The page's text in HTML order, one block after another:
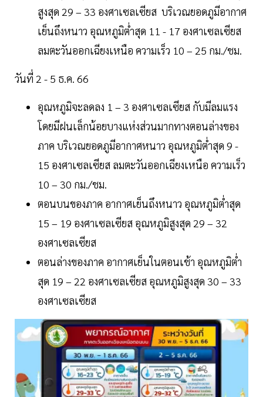
สูงสุด 29 – 33 องศาเซลเซียส บริเวณยอดภูมีอากาศ
เย็นถึงหนาว อุณหภูมิต่ำสุด 11 - 17 องศาเซลเซียส
ลมตะวันออกเฉียงเหนือ ความเร็ว 10 – 25 กม./ชม.
วันที่ 2 - 5 ธ.ค. 66
อุณหภูมิจะลดลง 1 – 3 องศาเซลเซียส กับมีลมแรง
โดยมีฝนเล็กน้อยบางแห่งส่วนมากทางตอนล่างของ
ภาค บริเวณยอดภูมีอากาศหนาว อุณหภูมิต่ำสุด 9 -
15 องศาเซลเซียส ลมตะวันออกเฉียงเหนือ ความเร็ว
10 – 30 กม./ชม.
ตอนบนของภาค อากาศเย็นถึงหนาว อุณหภูมิต่ำสุด
15 – 19 องศาเซลเซียส อุณหภูมิสูงสุด 29 – 32
องศาเซลเซียส
ตอนล่างของภาค อากาศเย็นในตอนเช้า อุณหภูมิต่ำ
สุด 19 – 22 องศาเซลเซียส อุณหภูมิสูงสุด 30 – 33
องศาเซลเซียส